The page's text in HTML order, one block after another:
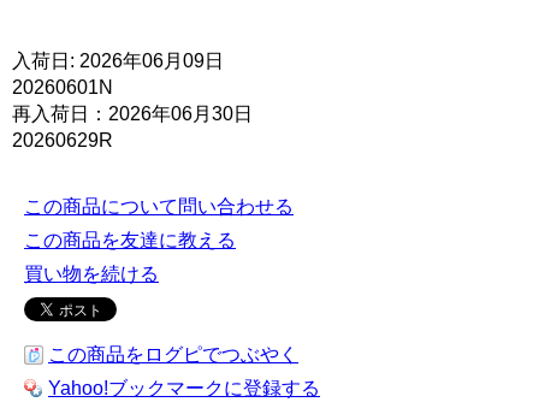
入荷日: 2026年06月09日
20260601N
再入荷日：2026年06月30日
20260629R
この商品について問い合わせる
この商品を友達に教える
買い物を続ける
この商品をログピでつぶやく
Yahoo!ブックマークに登録する